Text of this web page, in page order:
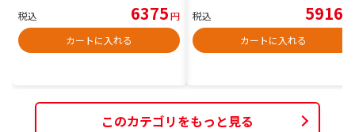
税込 6375円
カートに入れる
税込 5916
カートに入れる
このカテゴリをもっと見る